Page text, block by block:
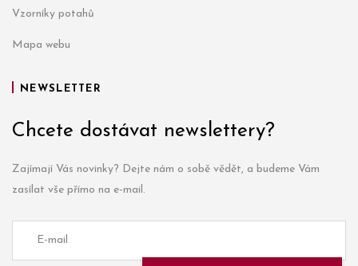
Vzorníky potahů
Mapa webu
NEWSLETTER
Chcete dostávat newslettery?
Zajímají Vás novinky? Dejte nám o sobě vědět, a budeme Vám
zasílat vše přímo na e-mail.